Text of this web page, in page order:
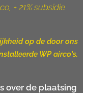
+ 21% subsidie
op de door ons
WP airco's.
over de plaatsing